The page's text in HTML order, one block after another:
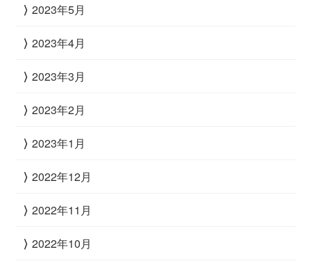
2023年5月
2023年4月
2023年3月
2023年2月
2023年1月
2022年12月
2022年11月
2022年10月